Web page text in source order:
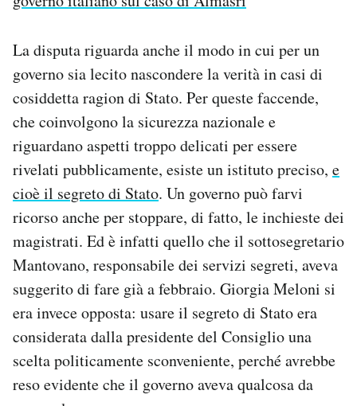
La disputa riguarda anche il modo in cui per un
governo sia lecito nascondere la verità in casi di
cosiddetta ragion di Stato. Per queste faccende,
che coinvolgono la sicurezza nazionale e
riguardano aspetti troppo delicati per essere
rivelati pubblicamente, esiste un istituto preciso, e
cioè il segreto di Stato. Un governo può farvi
ricorso anche per stoppare, di fatto, le inchieste dei
magistrati. Ed è infatti quello che il sottosegretario
Mantovano, responsabile dei servizi segreti, aveva
suggerito di fare già a febbraio. Giorgia Meloni si
era invece opposta: usare il segreto di Stato era
considerata dalla presidente del Consiglio una
scelta politicamente sconveniente, perché avrebbe
reso evidente che il governo aveva qualcosa da